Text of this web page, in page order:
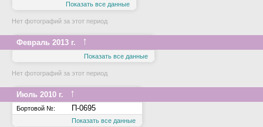
Показать все данные
Нет фотографий за этот период
Февраль 2013 г. ↑
Показать все данные
Нет фотографий за этот период
Июль 2010 г. ↑
Бортовой №: П-0695
Показать все данные